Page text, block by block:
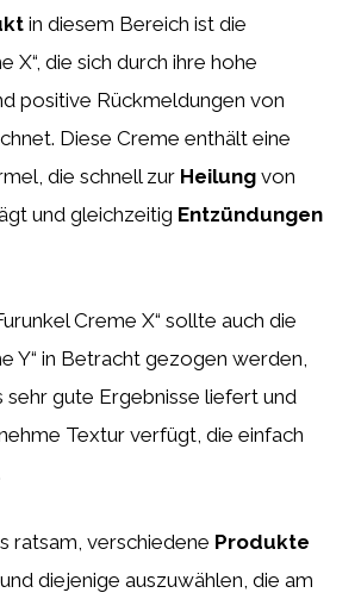
in diesem Bereich ist die
X“, die sich durch ihre hohe
positive Rückmeldungen von
Diese Creme enthält eine
die schnell zur Heilung von
und gleichzeitig Entzündungen
Creme X“ sollte auch die
Y“ in Betracht gezogen werden,
sehr gute Ergebnisse liefert und
Textur verfügt, die einfach
ratsam, verschiedene Produkte
diejenige auszuwählen, die am